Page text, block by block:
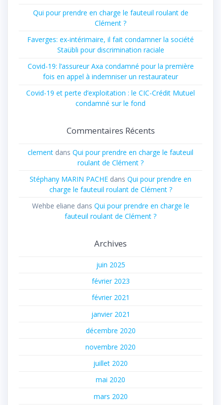
Qui pour prendre en charge le fauteuil roulant de
Clément ?
Faverges: ex-intérimaire, il fait condamner la société
Staübli pour discrimination raciale
Covid-19: l’assureur Axa condamné pour la première
fois en appel à indemniser un restaurateur
Covid-19 et perte d’exploitation : le CIC-Crédit Mutuel
condamné sur le fond
Commentaires Récents
clement dans Qui pour prendre en charge le fauteuil
roulant de Clément ?
Stéphany MARIN PACHE dans Qui pour prendre en
charge le fauteuil roulant de Clément ?
Wehbe eliane dans Qui pour prendre en charge le
fauteuil roulant de Clément ?
Archives
juin 2025
février 2023
février 2021
janvier 2021
décembre 2020
novembre 2020
juillet 2020
mai 2020
mars 2020